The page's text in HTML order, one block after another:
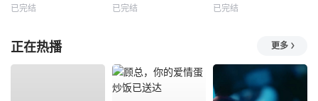
已完结 已完结 已完结
正在热播 更多